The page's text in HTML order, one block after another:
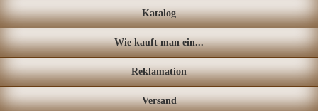
Katalog
Wie kauft man ein...
Reklamation
Versand